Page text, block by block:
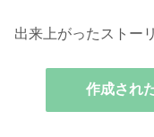
出来上がったストー
作成され